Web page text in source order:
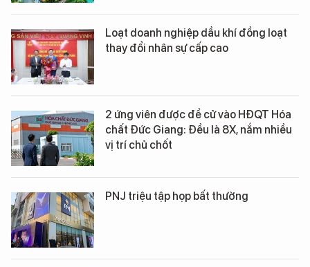
Loạt doanh nghiệp dầu khí đồng loạt
thay đổi nhân sự cấp cao
2 ứng viên được đề cử vào HĐQT Hóa
chất Đức Giang: Đều là 8X, nắm nhiều
vị trí chủ chốt
PNJ triệu tập họp bất thường